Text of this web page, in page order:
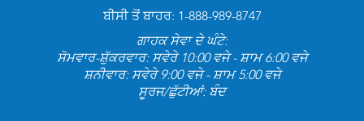
ਬੀਸੀ ਤੋਂ ਬਾਹਰ: 1-888-989-8747
ਗਾਹਕ ਸੇਵਾ ਦੇ ਘੰਟੇ:
ਸੋਮਵਾਰ-ਸ਼ੁੱਕਰਵਾਰ: ਸਵੇਰੇ 10:00 ਵਜੇ - ਸ਼ਾਮ 6:00 ਵਜੇ
ਸ਼ਨੀਵਾਰ: ਸਵੇਰੇ 9:00 ਵਜੇ - ਸ਼ਾਮ 5:00 ਵਜੇ
ਸੂਰਜ/ਛੁੱਟੀਆਂ: ਬੰਦ